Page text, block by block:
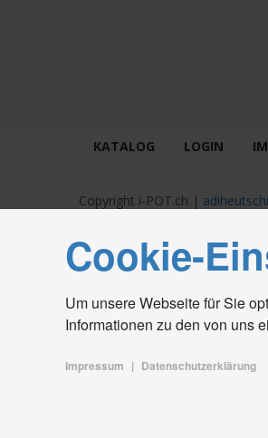
KATALOG LOGIN
Copyright i-POT.ch |
Cookie-
Um unsere Webseite für Sie
Informationen zu den von uns
Impressum | Datenschutzerklärung